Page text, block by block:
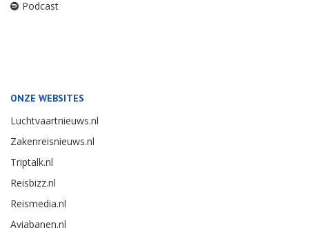
Podcast
ONZE WEBSITES
Luchtvaartnieuws.nl
Zakenreisnieuws.nl
Triptalk.nl
Reisbizz.nl
Reismedia.nl
Aviabanen.nl